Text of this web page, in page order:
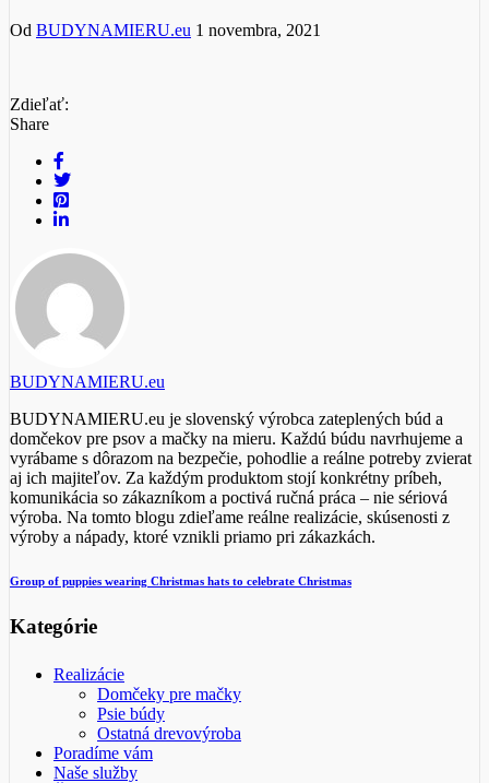
Od BUDYNAMIERU.eu 1 novembra, 2021
Zdieľať:
Share
BUDYNAMIERU.eu
BUDYNAMIERU.eu je slovenský výrobca zateplených búd a
domčekov pre psov a mačky na mieru. Každú búdu navrhujeme a
vyrábame s dôrazom na bezpečie, pohodlie a reálne potreby zvierat
aj ich majiteľov. Za každým produktom stojí konkrétny príbeh,
komunikácia so zákazníkom a poctivá ručná práca – nie sériová
výroba. Na tomto blogu zdieľame reálne realizácie, skúsenosti z
výroby a nápady, ktoré vznikli priamo pri zákazkách.
Group of puppies wearing Christmas hats to celebrate Christmas
Kategórie
Realizácie
Domčeky pre mačky
Psie búdy
Ostatná drevovýroba
Poradíme vám
Naše služby